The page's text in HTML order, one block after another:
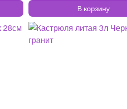
В корзину